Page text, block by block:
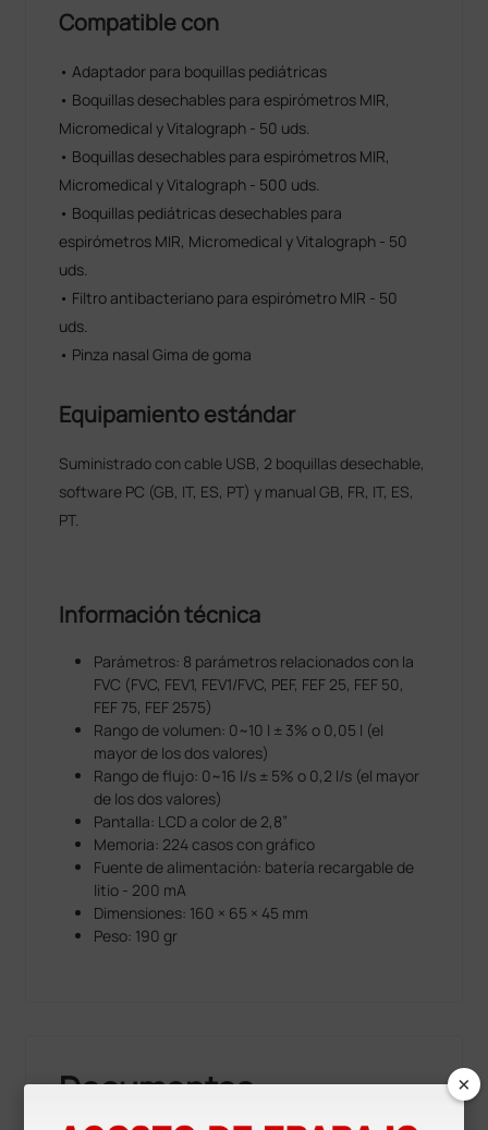
Compatible con
• Adaptador para boquillas pediátricas
• Boquillas desechables para espirómetros MIR,
Micromedical y Vitalograph - 50 uds.
• Boquillas desechables para espirómetros MIR,
Micromedical y Vitalograph - 500 uds.
• Boquillas pediátricas desechables para
espirómetros MIR, Micromedical y Vitalograph - 50
uds.
• Filtro antibacteriano para espirómetro MIR - 50
uds.
• Pinza nasal Gima de goma
Equipamiento estándar
Suministrado con cable USB, 2 boquillas desechable,
software PC (GB, IT, ES, PT) y manual GB, FR, IT, ES,
PT.
Información técnica
Parámetros: 8 parámetros relacionados con la
FVC (FVC, FEV1, FEV1/FVC, PEF, FEF 25, FEF 50,
FEF 75, FEF 2575)
Rango de volumen: 0~10 l ± 3% o 0,05 l (el
mayor de los dos valores)
Rango de flujo: 0~16 l/s ± 5% o 0,2 l/s (el mayor
de los dos valores)
Pantalla: LCD a color de 2,8”
Memoria: 224 casos con gráfico
Fuente de alimentación: batería recargable de
litio - 200 mA
Dimensiones: 160 × 65 × 45 mm
Peso: 190 gr
Documentos
×